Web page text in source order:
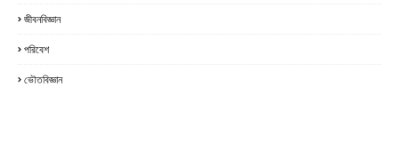
জীবনবিজ্ঞান
পরিবেশ
ভৌতবিজ্ঞান